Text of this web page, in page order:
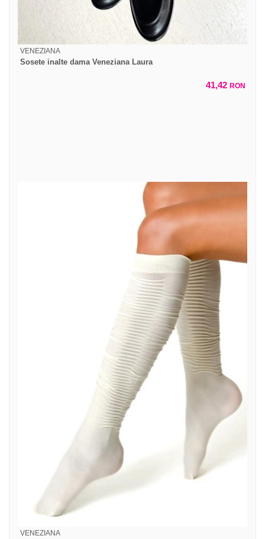
VENEZIANA
Sosete inalte dama Veneziana Laura
41,42 RON
VENEZIANA